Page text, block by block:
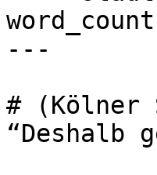
---
# (Kölner
“Deshalb